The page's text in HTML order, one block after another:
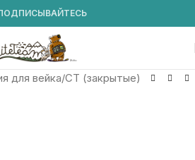
для вейка/CT (закрытые)